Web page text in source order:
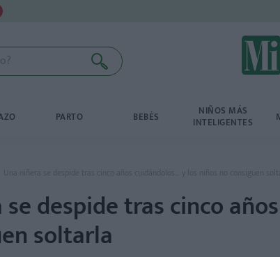
PARTO BEBÉS NIÑOS MÁS
INTELIGENTES
Una niñera se despide tras cinco años cuidándolos… y los niños no consiguen
despide tras cinco
soltarla